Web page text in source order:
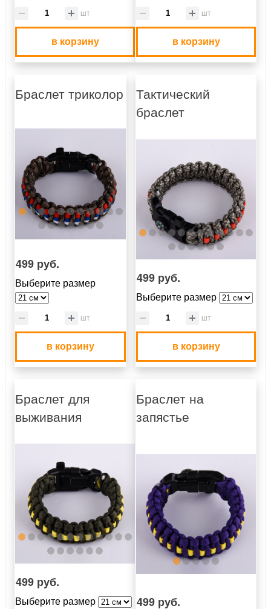
шт
в корзину
шт
в корзину
Браслет триколор
499 руб.
Выберите размер
шт
в корзину
Тактический
браслет
499 руб.
Выберите размер
шт
в корзину
Браслет для
выживания
499 руб.
Выберите размер
Браслет на
запястье
499 руб.